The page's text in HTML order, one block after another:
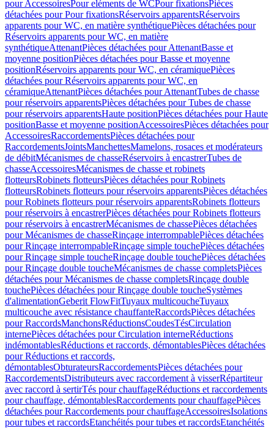
pour AccessoiresPour eléments de WCPour fixationsPièces
détachées pour Pour fixationsRéservoirs apparentsRéservoirs
apparents pour WC, en matière synthétiquePièces détachées pour
Réservoirs apparents pour WC, en matière
synthétiqueAttenantPièces détachées pour AttenantBasse et
moyenne positionPièces détachées pour Basse et moyenne
positionRéservoirs apparents pour WC, en céramiquePièces
détachées pour Réservoirs apparents pour WC, en
céramiqueAttenantPièces détachées pour AttenantTubes de chasse
pour réservoirs apparentsPièces détachées pour Tubes de chasse
pour réservoirs apparentsHaute positionPièces détachées pour Haute
positionBasse et moyenne positionAccessoiresPièces détachées pour
AccessoiresRaccordementsPièces détachées pour
RaccordementsJointsManchettesMamelons, rosaces et modérateurs
de débitMécanismes de chasseRéservoirs à encastrerTubes de
chasseAccessoiresMécanismes de chasse et robinets
flotteursRobinets flotteursPièces détachées pour Robinets
flotteursRobinets flotteurs pour réservoirs apparentsPièces détachées
pour Robinets flotteurs pour réservoirs apparentsRobinets flotteurs
pour réservoirs à encastrerPièces détachées pour Robinets flotteurs
pour réservoirs à encastrerMécanismes de chassePièces détachées
pour Mécanismes de chasseRinçage interrompablePièces détachées
pour Rinçage interrompableRinçage simple touchePièces détachées
pour Rinçage simple toucheRinçage double touchePièces détachées
pour Rinçage double toucheMécanismes de chasse completsPièces
détachées pour Mécanismes de chasse completsRinçage double
touchePièces détachées pour Rinçage double toucheSystèmes
d'alimentationGeberit FlowFitTuyaux multicoucheTuyaux
multicouche avec résistance chauffanteRaccordsPièces détachées
pour RaccordsManchonsRéductionsCoudesTésCirculation
internePièces détachées pour Circulation interneRéductions
indémontablesRéductions et raccords, démontablesPièces détachées
pour Réductions et raccords,
démontablesObturateursRaccordementsPièces détachées pour
RaccordementsDistributeurs avec raccordement à visserRépartiteur
avec raccord à sertirTés pour chauffageRéductions et raccordements
pour chauffage, démontablesRaccordements pour chauffagePièces
détachées pour Raccordements pour chauffageAccessoiresIsolations
pour tubes et raccordsEtanchéités pour tubes et raccordsEtanchéités